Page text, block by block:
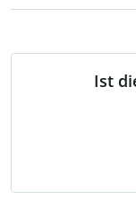
Ist